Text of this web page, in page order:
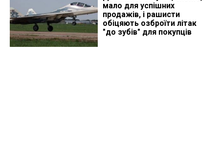
мало для успішних
продажів, і рашисти
обіцяють озброїти літак
"до зубів" для покупців